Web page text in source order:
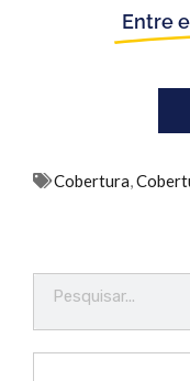
Entre
Cobertura,